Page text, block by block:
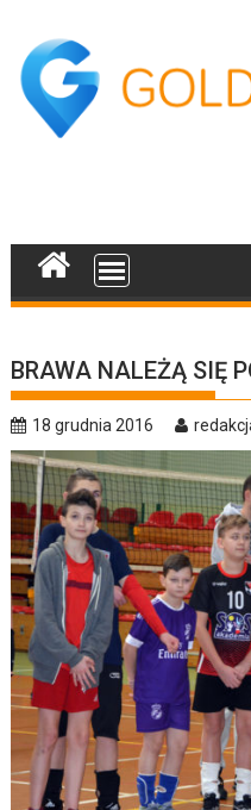
content
BRAWA NALEŻĄ SIĘ
18 grudnia 2016